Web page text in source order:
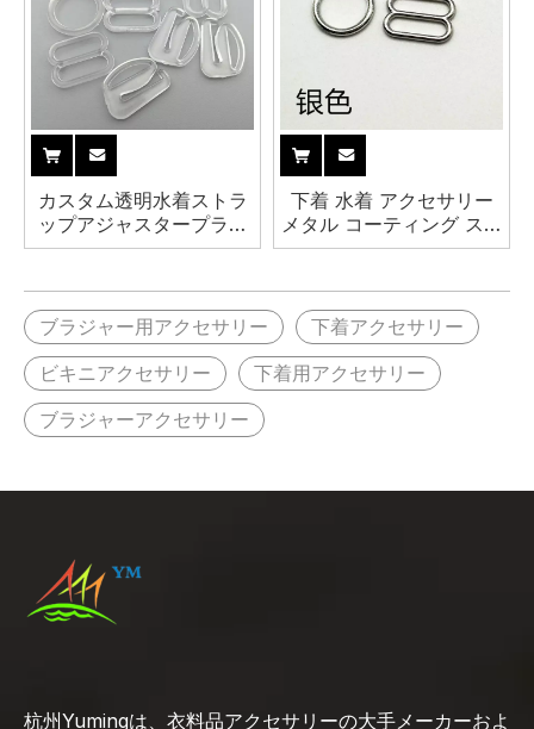
カスタム透明水着ストラ
ップアジャスタープラス
チックブラリングスライ
下着 水着 アクセサリー
メタル コーティング スラ
イダー ゴールド メタル
ブラジャー用アクセサリー
下着アクセサリー
ビキニアクセサリー
下着用アクセサリー
ブラジャーアクセサリー
杭州Yumingは、衣料品アクセサリーの大手メーカーおよ